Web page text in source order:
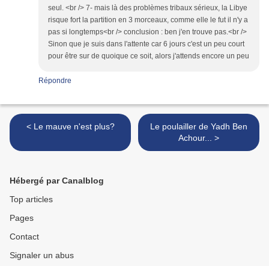
seul. <br /> 7- mais là des problèmes tribaux sérieux, la Libye
risque fort la partition en 3 morceaux, comme elle le fut il n'y a
pas si longtemps<br /> conclusion : ben j'en trouve pas.<br />
Sinon que je suis dans l'attente car 6 jours c'est un peu court
pour être sur de quoique ce soit, alors j'attends encore un peu
Répondre
< Le mauve n'est plus?
Le poulailler de Yadh Ben
Achour... >
Hébergé par Canalblog
Top articles
Pages
Contact
Signaler un abus